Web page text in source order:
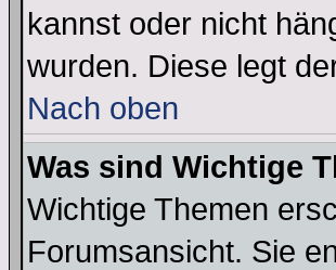
kannst oder nicht
wurden. Diese legt
Nach oben
Was sind Wichtige
Wichtige Themen
Forumsansicht. Sie